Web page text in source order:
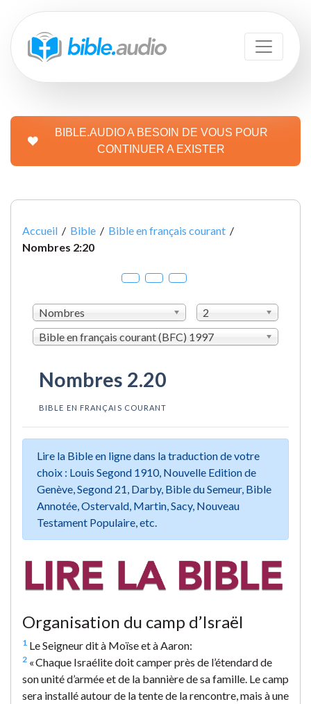
BIBLE.AUDIO A BESOIN DE VOUS POUR
CONTINUER A EXISTER
Accueil / Bible / Bible en français courant /
Nombres 2:20
Nombres
2
Bible en français courant (BFC) 1997
Nombres 2.20
BIBLE EN FRANÇAIS COURANT
Lire la Bible en ligne dans la traduction de votre
choix : Louis Segond 1910, Nouvelle Edition de
Genève, Segond 21, Darby, Bible du Semeur, Bible
Annotée, Ostervald, Martin, Sacy, Nouveau
Testament Populaire, etc.
Organisation du camp d’Israël
1 Le Seigneur dit à Moïse et à Aaron:
2 « Chaque Israélite doit camper près de l’étendard de
son unité d’armée et de la bannière de sa famille. Le camp
sera installé autour de la tente de la rencontre, mais à une